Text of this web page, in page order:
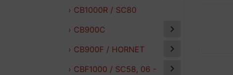
› CB1000R / SC80
› CB900C
› CB900F / HORNET
› CBF1000 / SC58, 06 -